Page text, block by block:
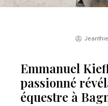
Emmanuel
passionné
équestre à